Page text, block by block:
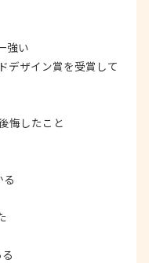
強い
デザイン賞を受賞して
悔したこと
る